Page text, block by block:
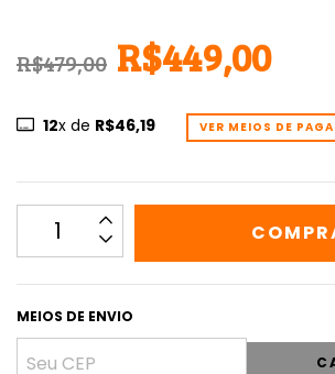
R$479,00 R$449,00
12x de R$46,19 VER MEIOS DE
MEIOS DE ENVIO